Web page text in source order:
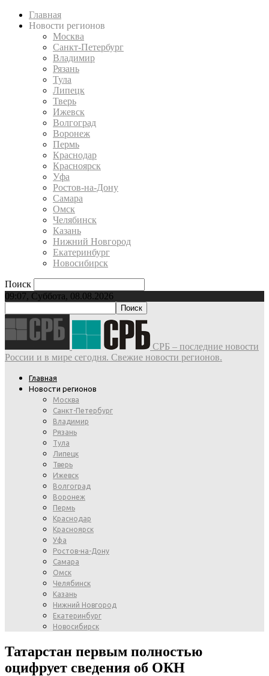
Главная
Новости регионов
Москва
Санкт-Петербург
Владимир
Рязань
Тула
Липецк
Тверь
Ижевск
Волгоград
Воронеж
Пермь
Краснодар
Красноярск
Уфа
Ростов-на-Дону
Самара
Омск
Челябинск
Казань
Нижний Новгород
Екатеринбург
Новосибирск
Поиск
09:07, Суббота, 08.08.2026
СРБ – последние новости
России и в мире сегодня. Свежие новости регионов.
Главная
Новости регионов
Москва
Санкт-Петербург
Владимир
Рязань
Тула
Липецк
Тверь
Ижевск
Волгоград
Воронеж
Пермь
Краснодар
Красноярск
Уфа
Ростов-на-Дону
Самара
Омск
Челябинск
Казань
Нижний Новгород
Екатеринбург
Новосибирск
Татарстан первым полностью
оцифрует сведения об ОКН